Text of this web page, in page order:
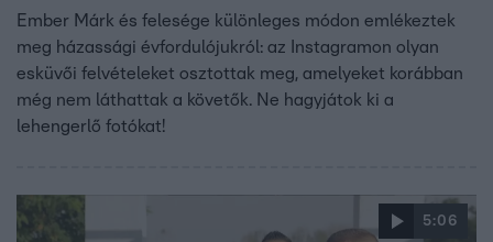
Ember Márk és felesége különleges módon emlékeztek
meg házassági évfordulójukról: az Instagramon olyan
esküvői felvételeket osztottak meg, amelyeket korábban
még nem láthattak a követők. Ne hagyjátok ki a
lehengerlő fotókat!
5:06